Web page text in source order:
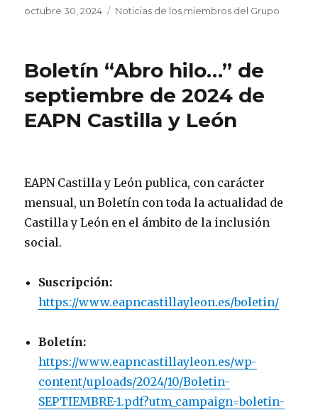
Publicado
octubre 30, 2024 Categorías
Noticias de los miembros del Grupo
Boletín “Abro hilo…” de
septiembre de 2024 de
EAPN Castilla y León
EAPN Castilla y León publica, con carácter
mensual, un Boletín con toda la actualidad de
Castilla y León en el ámbito de la inclusión
social.
Suscripción:
https://www.eapncastillayleon.es/boletin/
Boletín:
https://www.eapncastillayleon.es/wp-
content/uploads/2024/10/Boletin-
SEPTIEMBRE-1.pdf?utm_campaign=boletin-